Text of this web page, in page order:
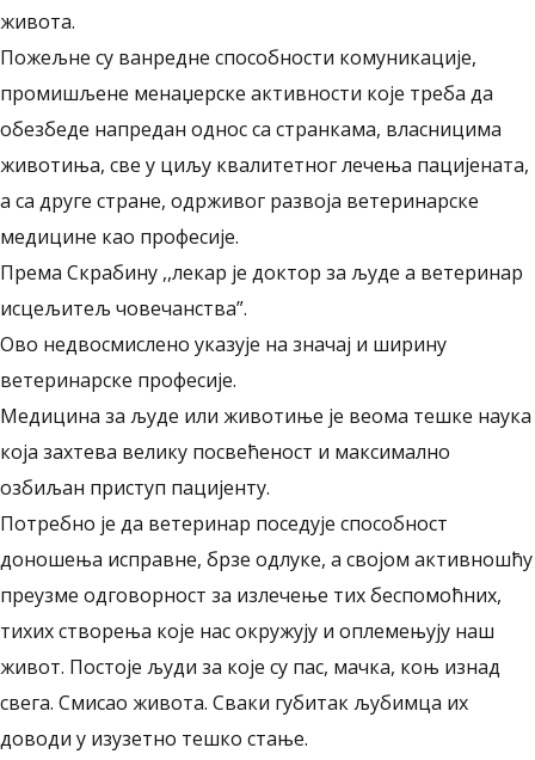
живота.
Пожељне су ванредне способности комуникације,
промишљене менаџерске активности које треба да
обезбеде напредан однос са странкама, власницима
животиња, све у циљу квалитетног лечења пацијената,
а са друге стране, одрживог развоја ветеринарске
медицине као професије.
Према Скрабину ,,лекар је доктор за људе а ветеринар
исцељитељ човечанства”.
Ово недвосмислено указује на значај и ширину
ветеринарске професије.
Медицина за људе или животиње је веома тешке наука
која захтева велику посвећеност и максимално
озбиљан приступ пацијенту.
Потребно је да ветеринар поседује способност
доношења исправне, брзе одлуке, а својом активношћу
преузме одговорност за излечење тих беспомоћних,
тихих створења које нас окружују и оплемењују наш
живот. Постоје људи за које су пас, мачка, коњ изнад
свега. Смисао живота. Сваки губитак љубимца их
доводи у изузетно тешко стање.